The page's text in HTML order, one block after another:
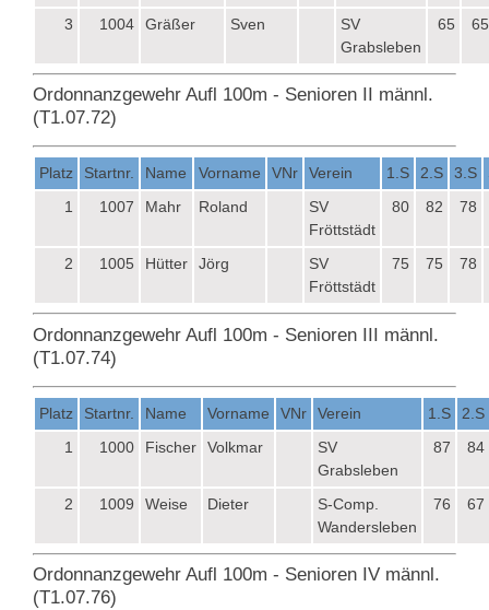
3 1004 Gräßer Sven
SV
Grabsleben
65 65
Ordonnanzgewehr Aufl 100m - Senioren II männl.
(T1.07.72)
Platz Startnr. Name Vorname VNr Verein 1.S 2.S 3.S
1
1007 Mahr Roland
SV
Fröttstädt
80 82 78
2 1005 Hütter Jörg
SV
Fröttstädt
75 75 78
Ordonnanzgewehr Aufl 100m - Senioren III männl.
(T1.07.74)
Platz Startnr. Name Vorname VNr Verein 1.S
2.S
1
1000 Fischer Volkmar
SV
Grabsleben
87 84
2 1009 Weise Dieter
S-Comp.
Wandersleben
76 67
Ordonnanzgewehr Aufl 100m - Senioren IV männl.
(T1.07.76)